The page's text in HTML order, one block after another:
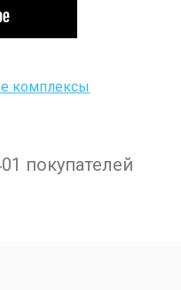
комплексы
покупателей